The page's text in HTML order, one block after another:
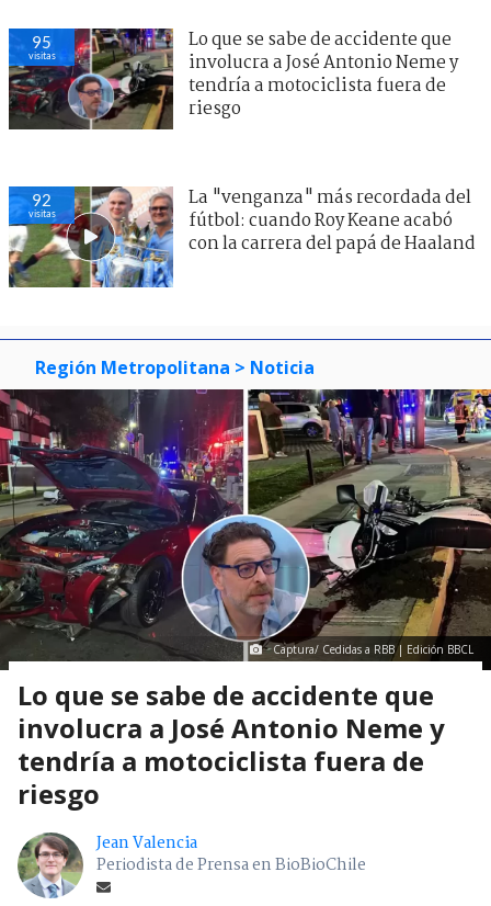
95
visitas
Lo que se sabe de accidente que
involucra a José Antonio Neme y
tendría a motociclista fuera de
riesgo
92
visitas
La "venganza" más recordada del
fútbol: cuando Roy Keane acabó
con la carrera del papá de Haaland
Región Metropolitana > Noticia
Captura/ Cedidas a RBB | Edición BBCL
Lo que se sabe de accidente que
involucra a José Antonio Neme y
tendría a motociclista fuera de
riesgo
Jean Valencia
Periodista de Prensa en BioBioChile